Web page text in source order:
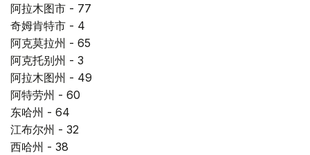
阿拉木图市 - 77
奇姆肯特市 - 4
阿克莫拉州 - 65
阿克托别州 - 3
阿拉木图州 - 49
阿特劳州 - 60
东哈州 - 64
江布尔州 - 32
西哈州 - 38